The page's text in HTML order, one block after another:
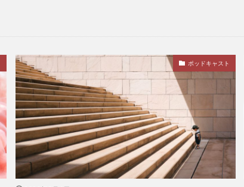
ポッドキャスト